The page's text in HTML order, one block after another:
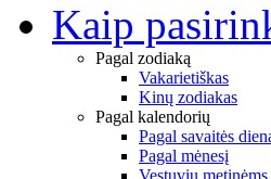
Kaip
Pagal zodiaką
Vakarietiškas
Kinų zodiakas
Pagal kalendorių
Pagal savaitės
Pagal mėnesį
Vestuvių metinėms